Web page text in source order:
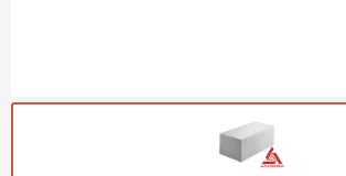
Газобетон ВКБлок